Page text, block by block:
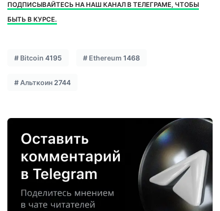
ПОДПИСЫВАЙТЕСЬ НА НАШ КАНАЛ В ТЕЛЕГРАМЕ, ЧТОБЫ
БЫТЬ В КУРСЕ.
# Bitcoin 4195 # Ethereum 1468
# Альткоин 2744